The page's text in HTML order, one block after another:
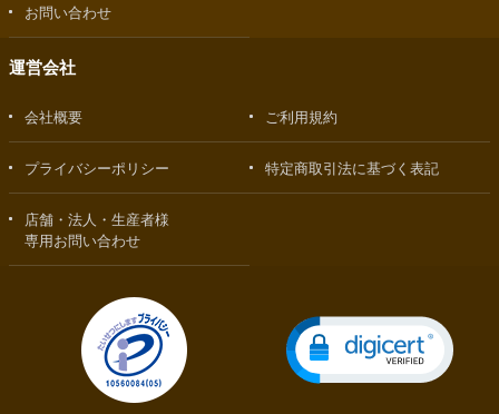
お問い合わせ
運営会社
会社概要 ご利用規約
プライバシーポリシー 特定商取引法に基づく表記
店舗・法人・生産者様
専用お問い合わせ